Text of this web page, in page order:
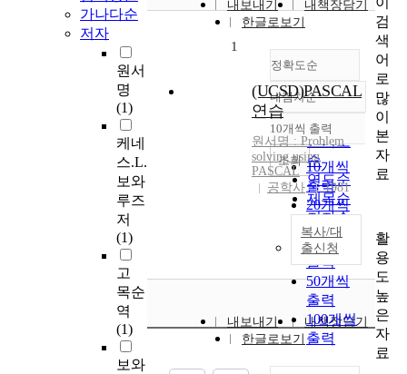
가나다순
저자
원서
명
(1)
케네
스.L.
보와
루즈
저
(1)
고
목순
역
(1)
보와
내보내기
내책장담기
한글로보기
정확도순
정확도
순
인기도
순
연도순
제목순
저자순
발행기
관순
내림차순
내림차순
10개씩 출력
10개씩
출력
20개씩
출력
30개씩
출력
50개씩
출력
100개씩
출력
조회
1
(UCSD)PASCAL
연습
원서명 : Problem
solving using
PASCAL
공학사
1981
복사/대
출신청
내보내기
내책장담기
한글로보기
검
색
어
로
많
이
본
자
료
활
용
도
높
은
자
료